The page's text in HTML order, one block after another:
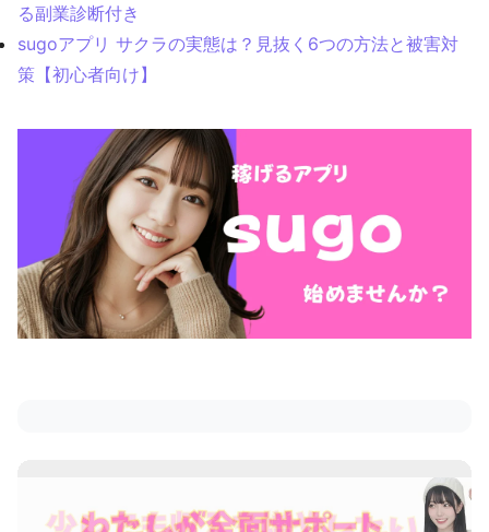
る副業診断付き
sugoアプリ サクラの実態は？見抜く6つの方法と被害対
策【初心者向け】